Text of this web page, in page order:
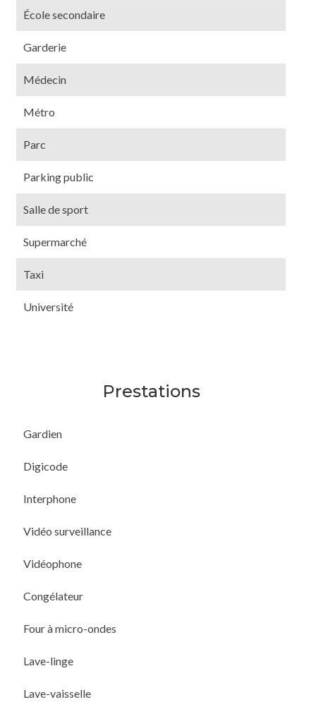
École secondaire
Garderie
Médecin
Métro
Parc
Parking public
Salle de sport
Supermarché
Taxi
Université
Prestations
Gardien
Digicode
Interphone
Vidéo surveillance
Vidéophone
Congélateur
Four à micro-ondes
Lave-linge
Lave-vaisselle